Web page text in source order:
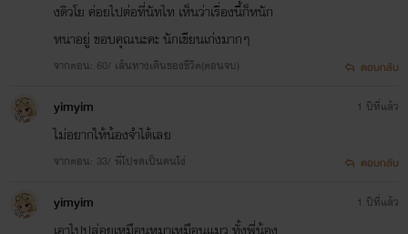
ตัวละครเกือบทุกตัวไม่มีตัวตนบนโลกนี้ อิมเมจที่ฟางจะแปะ
ไว้ไม่เกี่ยวข้องใดๆกับนิยายเรื่องนี้
เป็นเพียงการมโนของฟางเองเน้อ
อัตราความถี่การอัพนิยายเรื่องนี้คือ วันเว้นวัน หรือ3วัน
งดิวโย ค่อยไปต่อที่นัทไท เห็นว่าเรื่องนี้ก็หนัก
หนาอยู่ ขอบคุณนะคะ นักเขียนเก่งมากๆ
จากตอน: 60/ เส้นทางเดินของชีวิต(ตอนจบ) ตอบกลับ
yimyim
ไม่อยากให้น้องจำได้เลย
จากตอน: 33/ พี่โปรดเป็นคนโง่
1 ปีที่แล้ว
ตอบกลับ
yimyim 1 ปีที่แล้ว